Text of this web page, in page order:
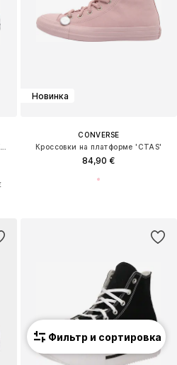
Новинка
CONVERSE
Кроссовки на платформе 'CTAS'
84,90 €
Фильтр и сортировка